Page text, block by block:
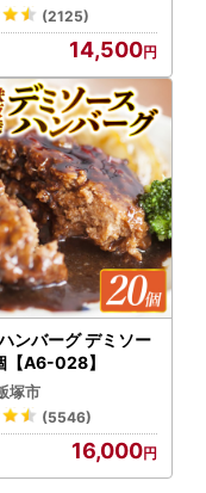
26-2W
(2125)
14,500
ンバーグ デミソー
【A6-028】
塚市
(5546)
16,000